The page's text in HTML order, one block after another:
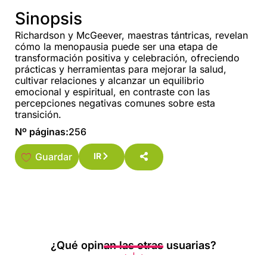
Sinopsis
Richardson y McGeever, maestras tántricas, revelan
cómo la menopausia puede ser una etapa de
transformación positiva y celebración, ofreciendo
prácticas y herramientas para mejorar la salud,
cultivar relaciones y alcanzar un equilibrio
emocional y espiritual, en contraste con las
percepciones negativas comunes sobre esta
transición.
Nº páginas:256
Guardar IR
¿Qué opinan las otras usuarias?